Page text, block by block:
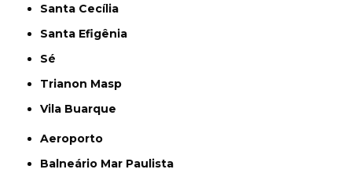
Santa Cecília
Santa Efigênia
Sé
Trianon Masp
Vila Buarque
Aeroporto
Balneário Mar Paulista